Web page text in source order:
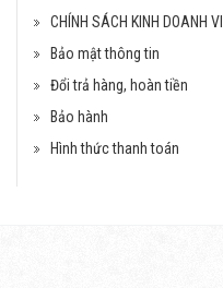
CHÍNH SÁCH KINH DOANH
Bảo mật thông tin
Đổi trả hàng, hoàn tiền
Bảo hành
Hình thức thanh toán